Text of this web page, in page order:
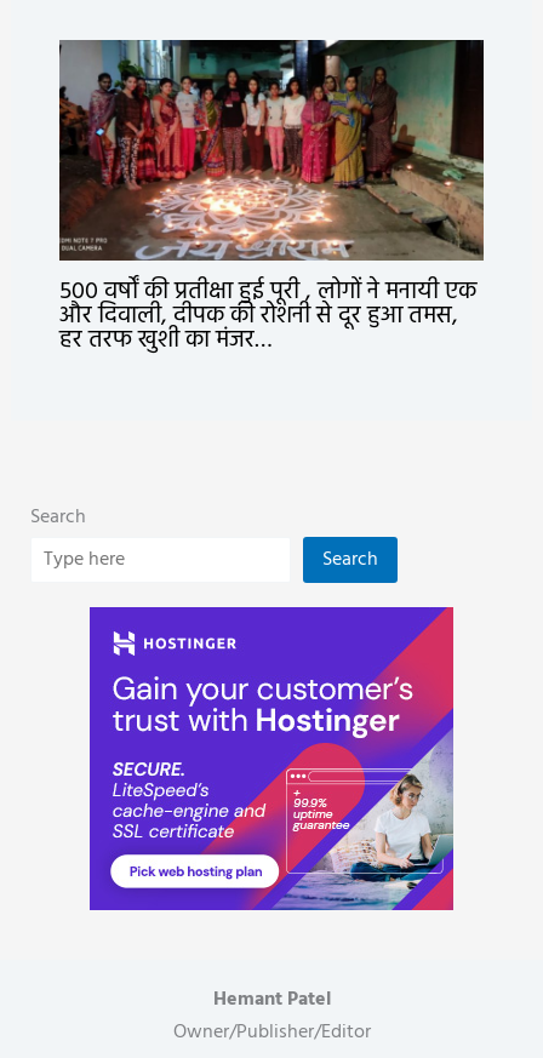
500 वर्षों की प्रतीक्षा हुई पूरी , लोगों ने मनायी एक
और दिवाली, दीपक की रोशनी से दूर हुआ तमस,
हर तरफ खुशी का मंजर…
Search
Search
Hemant Patel
Owner/Publisher/Editor